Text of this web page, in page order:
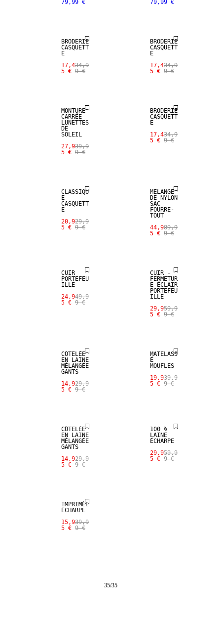
79,99 €
79,99 €
BRODERIE
CASQUETT
E
17,4
5 €
34,9
9 €
BRODERIE
CASQUETT
E
17,4
5 €
34,9
9 €
MONTURE
CARRÉE
LUNETTES
DE
SOLEIL
27,9
5 €
39,9
9 €
BRODERIE
CASQUETT
E
17,4
5 €
34,9
9 €
CLASSIQU
E
CASQUETT
E
20,9
5 €
29,9
9 €
MÉLANGE
DE NYLON
SAC
FOURRE-
TOUT
44,9
5 €
89,9
9 €
CUIR
PORTEFEU
ILLE
24,9
5 €
49,9
9 €
SALE
CUIR
CUIR -
FERMETUR
E ÉCLAIR
PORTEFEU
ILLE
29,9
5 €
59,9
9 €
CÔTELÉE
EN LAINE
MÉLANGÉE
GANTS
14,9
5 €
29,9
9 €
MATELASS
É
MOUFLES
19,9
5 €
39,9
9 €
CÔTELÉE
EN LAINE
MÉLANGÉE
GANTS
14,9
5 €
29,9
9 €
SALE
100 %
LAINE
ÉCHARPE
29,9
5 €
59,9
9 €
IMPRIMÉE
ÉCHARPE
15,9
5 €
39,9
9 €
35/35